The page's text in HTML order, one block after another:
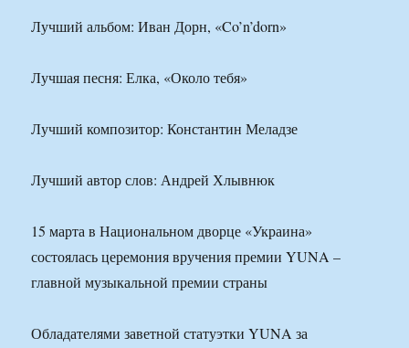
Лучший альбом: Иван Дорн, «Co’n’dorn»
Лучшая песня: Елка, «Около тебя»
Лучший композитор: Константин Меладзе
Лучший автор слов: Андрей Хлывнюк
15 марта в Национальном дворце «Украина»
состоялась церемония вручения премии YUNA –
главной музыкальной премии страны
Обладателями заветной статуэтки YUNA за